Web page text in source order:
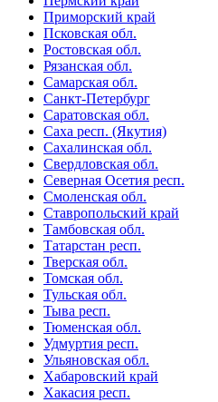
Приморский край
Псковская обл.
Ростовская обл.
Рязанская обл.
Самарская обл.
Санкт-Петербург
Саратовская обл.
Саха респ. (Якутия)
Сахалинская обл.
Свердловская обл.
Северная Осетия респ.
Смоленская обл.
Ставропольский край
Тамбовская обл.
Татарстан респ.
Тверская обл.
Томская обл.
Тульская обл.
Тыва респ.
Тюменская обл.
Удмуртия респ.
Ульяновская обл.
Хабаровский край
Хакасия респ.